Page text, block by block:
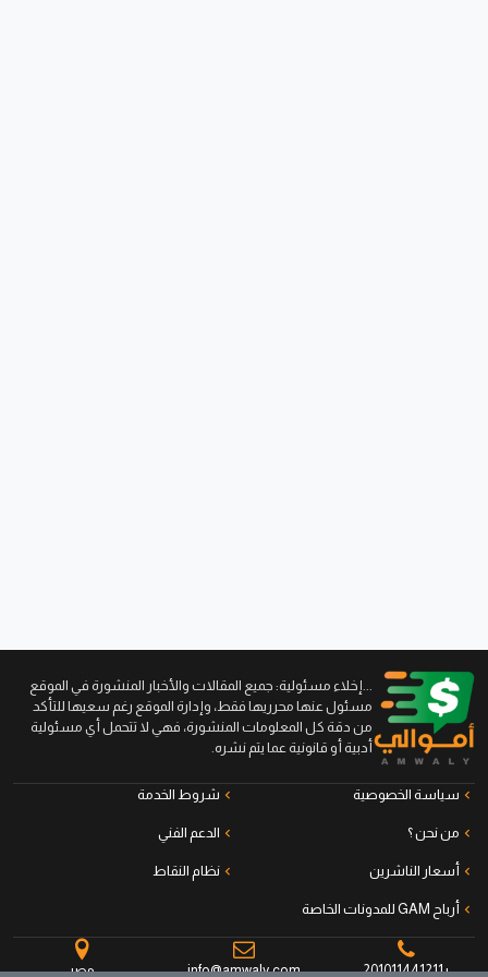
...إخلاء مسئولية: جميع المقالات والأخبار المنشورة في الموقع
مسئول عنها محرريها فقط، وإدارة الموقع رغم سعيها للتأكد
من دقة كل المعلومات المنشورة، فهي لا تتحمل أي مسئولية
أدبية أو قانونية عما يتم نشره.
سياسة الخصوصية شروط الخدمة
من نحن ؟ الدعم الفني
أسعار الناشرين نظام النقاط
أرباح GAM للمدونات الخاصة
+201011441211
info@amwaly.com مصر